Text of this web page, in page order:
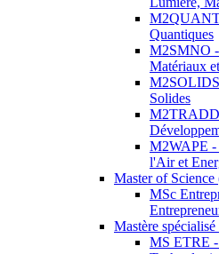
Quantiques
M2SMNO
Matériaux
Solides
M2TRADD
M2WAPE -
l'Air et
Master of
MSc
Mastère
MS ETRE -